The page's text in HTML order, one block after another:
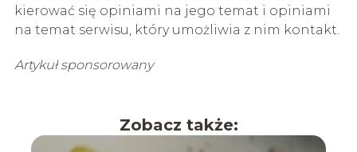
kierować się opiniami na jego temat i opiniami
na temat serwisu, który umożliwia z nim kontakt.
Artykuł sponsorowany
Zobacz także: